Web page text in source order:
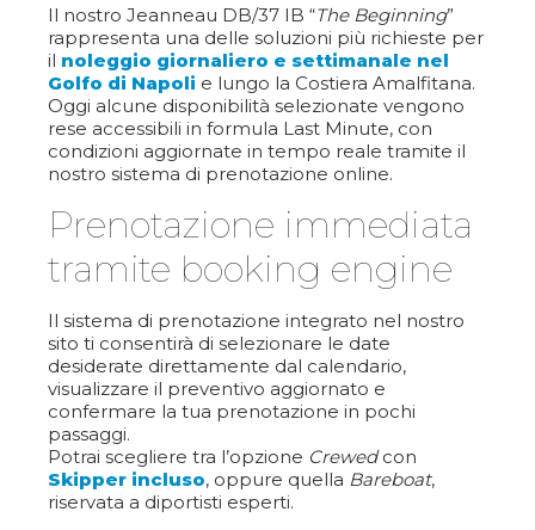
Il nostro Jeanneau DB/37 IB “The Beginning”
rappresenta una delle soluzioni più richieste per
il noleggio giornaliero e settimanale nel
Golfo di Napoli e lungo la Costiera Amalfitana.
Oggi alcune disponibilità selezionate vengono
rese accessibili in formula Last Minute, con
condizioni aggiornate in tempo reale tramite il
nostro sistema di prenotazione online.
Prenotazione immediata
tramite booking engine
Il sistema di prenotazione integrato nel nostro
sito ti consentirà di selezionare le date
desiderate direttamente dal calendario,
visualizzare il preventivo aggiornato e
confermare la tua prenotazione in pochi
passaggi.
Potrai scegliere tra l’opzione Crewedcon
Skipper incluso, oppure quella Bareboat,
riservata a diportisti esperti.